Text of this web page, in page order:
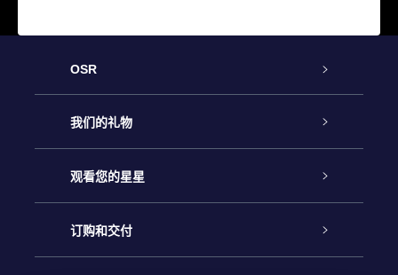
OSR
客户服务
联系我们
博客
我们的礼物
Online Star礼物
OSR 礼物包
观看您的星星
Online Star Register
订购和交付